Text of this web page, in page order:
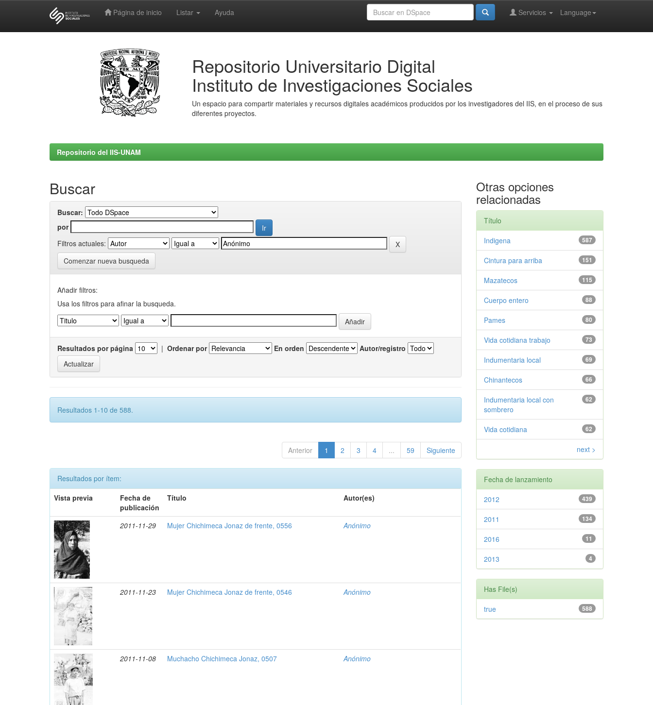
Página de inicio Listar Ayuda Language
Servicios
Repositorio Universitario Digital
Instituto de Investigaciones Sociales
Un espacio para compartir materiales y recursos digitales académicos producidos por los investigadores del IIS, en el proceso de sus
diferentes proyectos.
Repositorio del IIS-UNAM
Buscar
Buscar:
por
Filtros actuales:
Comenzar nueva busqueda
Añadir filtros:
Usa los filtros para afinar la busqueda.
Resultados por página | Ordenar por En orden Autor/registro
Resultados 1-10 de 588.
Anterior 1 2 3 4 ... 59 Siguiente
Resultados por ítem:
Vista previa
Fecha de
publicación
Título Autor(es)
2011-11-29 Mujer Chichimeca Jonaz de frente, 0556 Anónimo
2011-11-23 Mujer Chichimeca Jonaz de frente, 0546 Anónimo
2011-11-08 Muchacho Chichimeca Jonaz, 0507 Anónimo
Otras opciones
relacionadas
Título
587
Indigena
151
Cintura para arriba
115
Mazatecos
88
Cuerpo entero
80
Pames
73
Vida cotidiana trabajo
69
Indumentaria local
66
Chinantecos
62
Indumentaria local con
sombrero
62
Vida cotidiana
next >
Fecha de lanzamiento
439
2012
134
2011
11
2016
4
2013
Has File(s)
588
true